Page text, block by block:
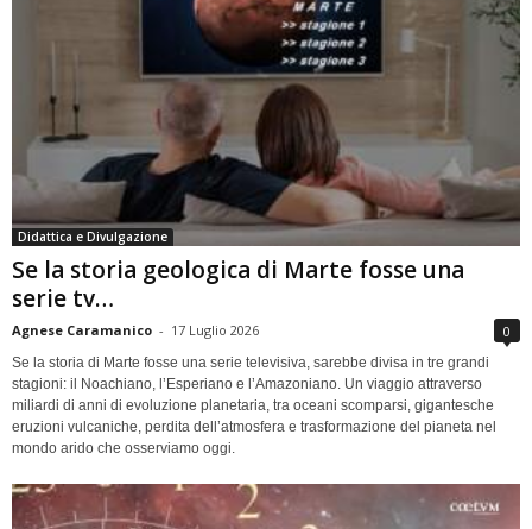
Didattica e Divulgazione
Se la storia geologica di Marte fosse una
serie tv…
Agnese Caramanico - 17 Luglio 2026 0
Se la storia di Marte fosse una serie televisiva, sarebbe divisa in tre grandi
stagioni: il Noachiano, l’Esperiano e l’Amazoniano. Un viaggio attraverso
miliardi di anni di evoluzione planetaria, tra oceani scomparsi, gigantesche
eruzioni vulcaniche, perdita dell’atmosfera e trasformazione del pianeta nel
mondo arido che osserviamo oggi.